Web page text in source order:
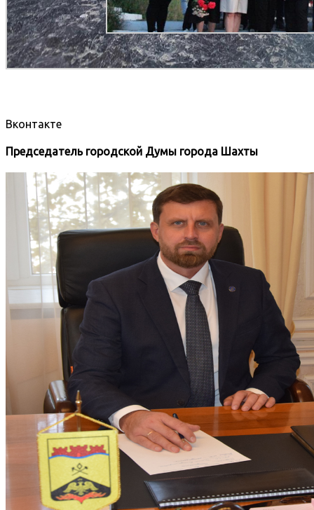
Вконтакте
Председатель городской Думы города Шахты